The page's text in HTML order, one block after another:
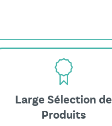
Large Sélection de
Produits